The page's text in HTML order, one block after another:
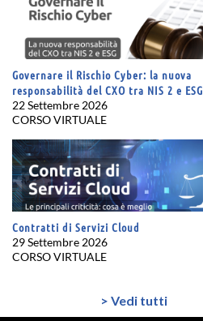
Governare il Rischio Cyber: la nuova
responsabilità del CXO tra NIS 2 e ESG
22 Settembre 2026
CORSO VIRTUALE
Contratti di Servizi Cloud
29 Settembre 2026
CORSO VIRTUALE
> Vedi tutti